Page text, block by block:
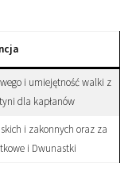
i umiejętność walki z
dla kapłanów
i zakonnych oraz za
i Dwunastki